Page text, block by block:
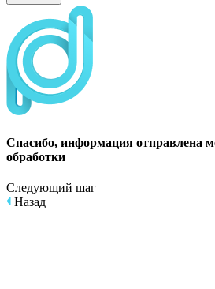
Спасибо, информация отправлена
обработки
Следующий шаг
Назад